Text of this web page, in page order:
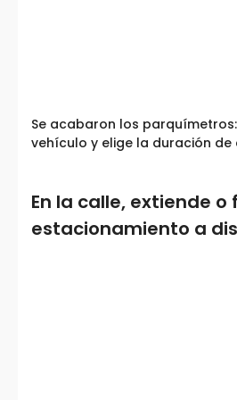
Se acabaron los
vehículo y elige la duración
En la calle, extiende o
estacionamiento a